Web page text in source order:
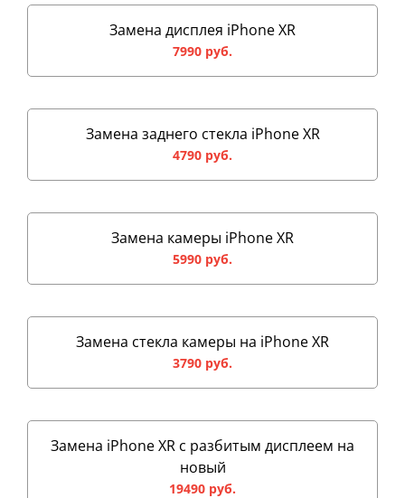
Замена дисплея iPhone XR
7990 руб.
Замена заднего стекла iPhone XR
4790 руб.
Замена камеры iPhone XR
5990 руб.
Замена стекла камеры на iPhone XR
3790 руб.
Замена iPhone XR с разбитым дисплеем на
новый
19490 руб.